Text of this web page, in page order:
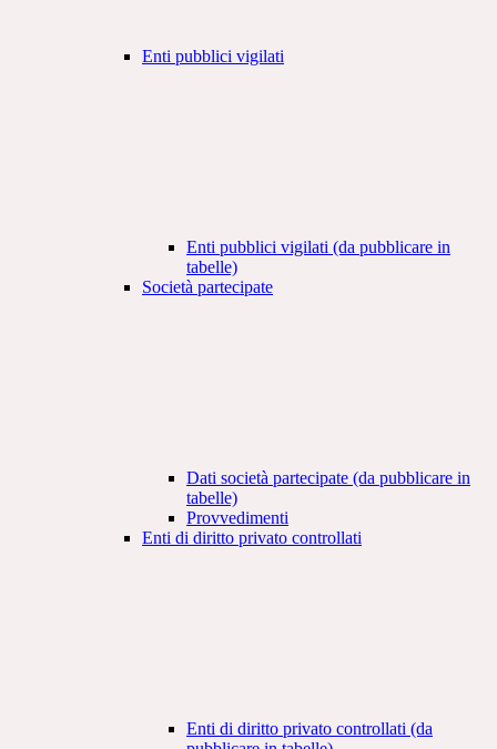
Enti pubblici vigilati
Enti pubblici vigilati (da pubblicare in
tabelle)
Società partecipate
Dati società partecipate (da pubblicare in
tabelle)
Provvedimenti
Enti di diritto privato controllati
Enti di diritto privato controllati (da